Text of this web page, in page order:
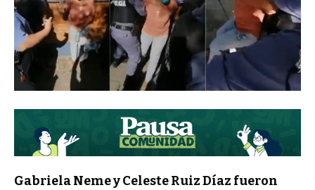
Gabriela Neme y Celeste Ruiz Díaz fueron